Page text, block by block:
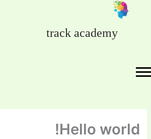
track academy
Hello world!